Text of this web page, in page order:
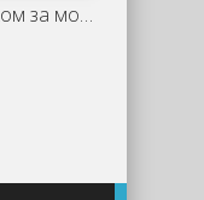
Прыжком за монстрами! - Сергей